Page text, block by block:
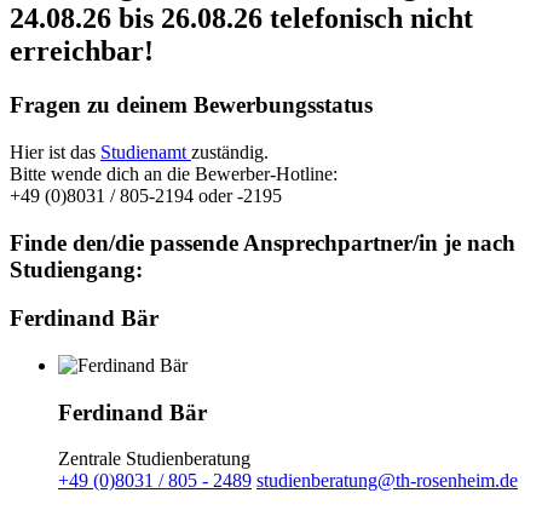
24.08.26 bis 26.08.26 telefonisch nicht
erreichbar!
Fragen zu deinem Bewerbungsstatus
Hier ist das Studienamt zuständig.
Bitte wende dich an die Bewerber-Hotline:
+49 (0)8031 / 805-2194 oder -2195
Finde den/die passende Ansprechpartner/in je nach
Studiengang:
Ferdinand Bär
Ferdinand Bär
Zentrale Studienberatung
+49 (0)8031 / 805 - 2489 studienberatung@th-rosenheim.de